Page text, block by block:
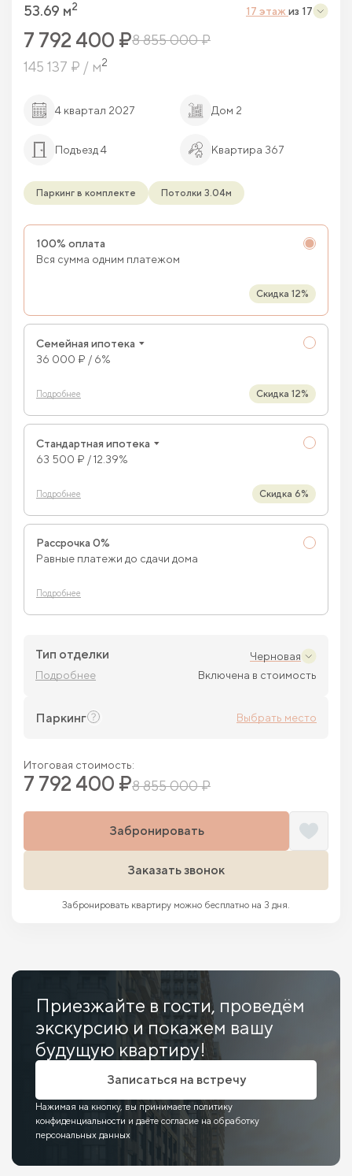
53.69 м2 17 этаж из 17
7 792 400 ₽8 855 000 ₽
145 137 ₽ / м2
4 квартал 2027 Дом 2
Подъезд 4 Квартира 367
Паркинг в комплекте Потолки 3.04м
100% оплата
Вся сумма одним платежом
Скидка 12%
Семейная ипотека
36 000 ₽ / 6%
Подробнее Скидка 12%
Стандартная ипотека
63 500 ₽ / 12.39%
Подробнее Скидка 6%
Рассрочка 0%
Равные платежи до сдачи дома
Подробнее
Тип отделки
Черновая
Подробнее
Включена в стоимость
Паркинг Выбрать место
Итоговая стоимость:
7 792 400 ₽8 855 000 ₽
Забронировать
Заказать звонок
Забронировать квартиру можно бесплатно на 3 дня.
Приезжайте в гости, проведём
экскурсию и покажем вашу
будущую квартиру!
Записаться на встречу
Нажимая на кнопку, вы принимаете политику
конфиденциальности и даёте согласие на обработку
персональных данных